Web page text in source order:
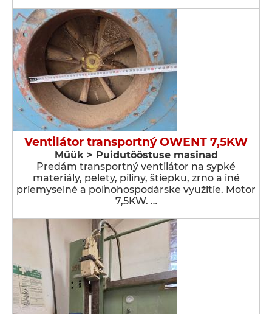
Ventilátor transportný OWENT 7,5KW
Müük > Puidutööstuse masinad
Predám transportný ventilátor na sypké
materiály, pelety, piliny, štiepku, zrno a iné
priemyselné a poľnohospodárske využitie. Motor
7,5KW. …